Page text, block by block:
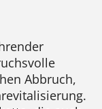
Abbruch,